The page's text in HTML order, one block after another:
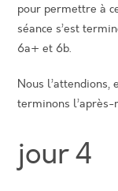
pour permettre à
séance s’est
6a+ et 6b.
Nous
terminons l’après-
jour 4